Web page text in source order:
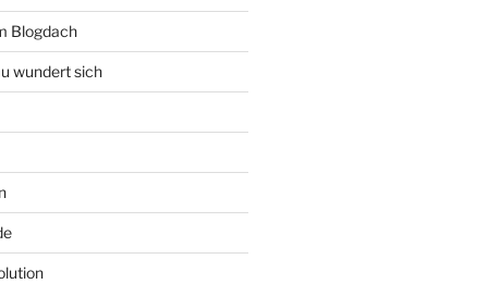
Blogdach
wundert sich